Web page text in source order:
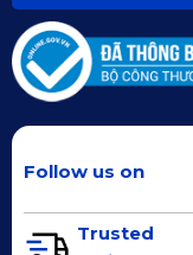
Follow us on
Trusted